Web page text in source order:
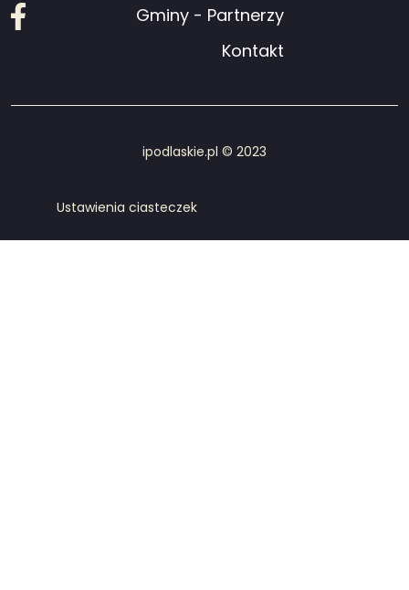
Facebook
Gminy - Partnerzy
Kontakt
ipodlaskie.pl © 2023
Ustawienia ciasteczek